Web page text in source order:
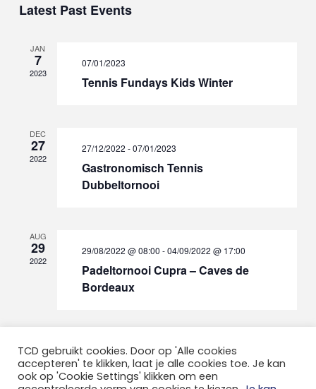
Latest Past Events
JAN
7
2023
07/01/2023
Tennis Fundays Kids Winter
DEC
27
2022
27/12/2022 -07/01/2023
Gastronomisch Tennis
Dubbeltornooi
AUG
29
2022
29/08/2022 @ 08:00 -04/09/2022 @ 17:00
Padeltornooi Cupra – Caves de
Bordeaux
TCD gebruikt cookies. Door op 'Alle cookies
accepteren' te klikken, laat je alle cookies toe. Je kan
ook op 'Cookie Settings' klikken om een